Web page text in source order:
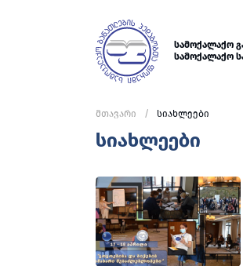
სამოქალაქო
სამოქალაქო
მთავარი სიახლეები
სიახლეები